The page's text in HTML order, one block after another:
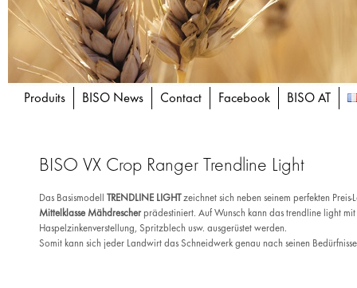
Produits BISO News Contact Facebook BISO AT
BISO VX Crop Ranger Trendline Light
Das Basismodell TRENDLINE LIGHT
zeichnet sich neben seinem perfekten
Mittelklasse Mähdrescher prädestiniert. Auf Wunsch kann das trendline light
Haspelzinkenverstellung, Spritzblech usw. ausgerüstet werden.
Somit kann sich jeder Landwirt das Schneidwerk genau nach seinen